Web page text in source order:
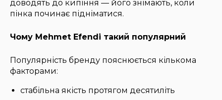
доводять до кипіння — його знімають, коли
пінка починає підніматися.
Чому Mehmet Efendi такий популярний
Популярність бренду пояснюється кількома
факторами:
стабільна якість протягом десятиліть